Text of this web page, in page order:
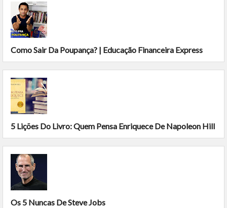
Como Sair Da Poupança? | Educação Financeira Express
5 Lições Do Livro: Quem Pensa Enriquece De Napoleon Hill
Os 5 Nuncas De Steve Jobs